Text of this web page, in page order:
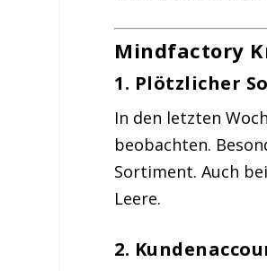
Mindfactory
1. Plötzlicher
In den letzten
beobachten.
Sortiment. Auch
Leere.
2.